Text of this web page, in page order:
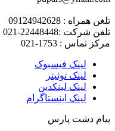
تلغن همراه : 09124942628
تلفن شرکت :22448448-021
مرکز تماس : 1753-021
لینک فیسبوک
لینک توئیتر
لینک لینکدین
لینک اینستاگرام
پیام دشت پارس